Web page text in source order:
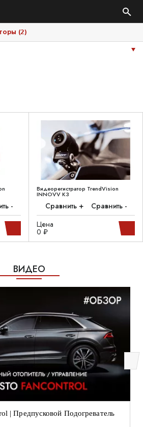
(2)
-
Видеорегистратор TrendVision
INNOVV K3
Сравнить +
Сравнить -
Цена
0 ₽
ВИДЕО
| Предпусковой Подогреватель